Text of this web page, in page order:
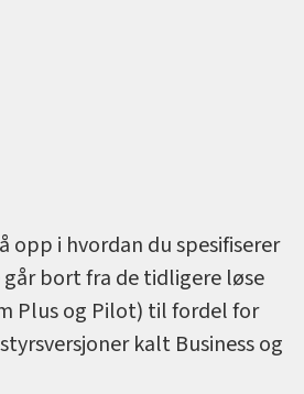
opp i hvordan du spesifiserer
bort fra de tidligere løse
Plus og Pilot) til fordel for
kalt Business og